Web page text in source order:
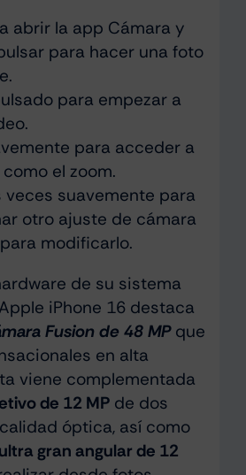
abrir la app Cámara y
para hacer una foto
para empezar a
para acceder a
el zoom.
veces suavemente para
otro ajuste de cámara
modificarlo.
de su sistema
iPhone 16 destaca
Fusion de 48 MPque
en alta
viene complementada
de 12 MPde dos
óptica, así como
ultra gran angular de 12